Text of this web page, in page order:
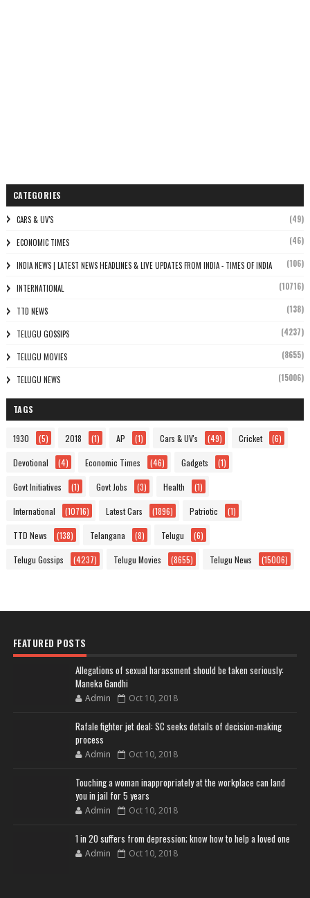
CATEGORIES
CARS & UV'S (49)
ECONOMIC TIMES (46)
INDIA NEWS | LATEST NEWS HEADLINES & LIVE UPDATES FROM INDIA - TIMES OF INDIA (106)
INTERNATIONAL (10716)
TTD NEWS (138)
TELUGU GOSSIPS (4237)
TELUGU MOVIES (8655)
TELUGU NEWS (15006)
TAGS
1930 (5) 2018 (1) AP (1) Cars & UV's (49) Cricket (6)
Devotional (4) Economic Times (46) Gadgets (1)
Govt Initiatives (1) Govt Jobs (3) Health (1)
International (10716) Latest Cars (1896) Patriotic (1)
TTD News (138) Telangana (8) Telugu (6)
Telugu Gossips (4237) Telugu Movies (8655) Telugu News (15006)
FEATURED POSTS
Allegations of sexual harassment should be taken seriously:
Maneka Gandhi
Admin Oct 10, 2018
Rafale fighter jet deal: SC seeks details of decision-making
process
Admin Oct 10, 2018
Touching a woman inappropriately at the workplace can land
you in jail for 5 years
Admin Oct 10, 2018
1 in 20 suffers from depression; know how to help a loved one
Admin Oct 10, 2018